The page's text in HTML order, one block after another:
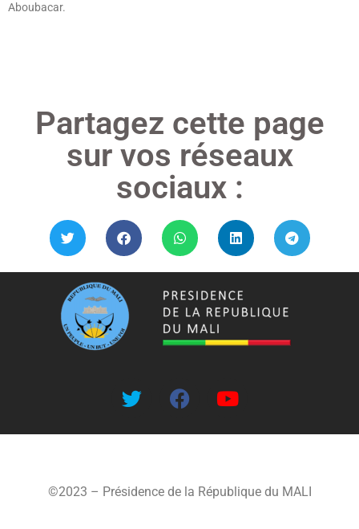
Aboubacar.
Partagez cette page
sur vos réseaux
sociaux :
©2023 – Présidence de la République du MALI